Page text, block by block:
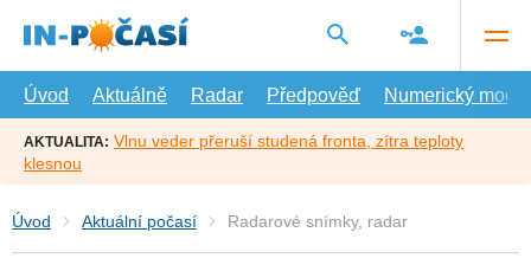
hlavní
Úvod
Aktuálně Radar Předpověď Numerický model
AKTUALITA: Vlnu veder přeruší studená fronta, zítra teploty
klesnou
Úvod Aktuální počasí Radarové snímky, radar